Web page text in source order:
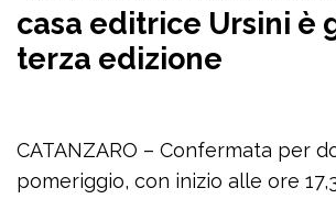
casa editrice Ursini è
terza edizione
CATANZARO – Confermata per
pomeriggio, con inizio alle ore